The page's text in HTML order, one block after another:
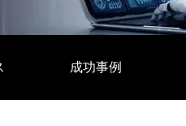
成功事例